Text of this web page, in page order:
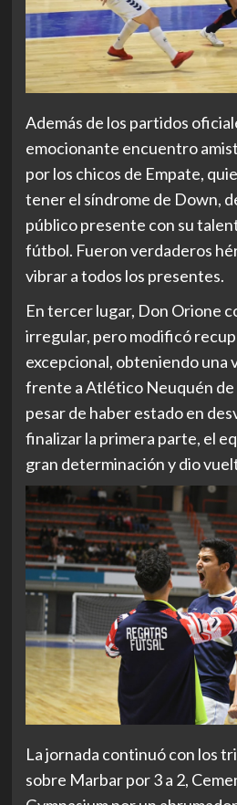
Además de los partidos
emocionante encuentro
por los chicos de Empate,
tener el síndrome de Down,
público presente con su
fútbol. Fueron verdaderos
vibrar a todos los presentes.
En tercer lugar, Don Orione
irregular, pero modificó
excepcional, obteniendo
frente a Atlético Neuquén de
pesar de haber estado en
finalizar la primera parte, el
gran determinación y dio
La jornada continuó con los
sobre Marbar por 3 a 2,